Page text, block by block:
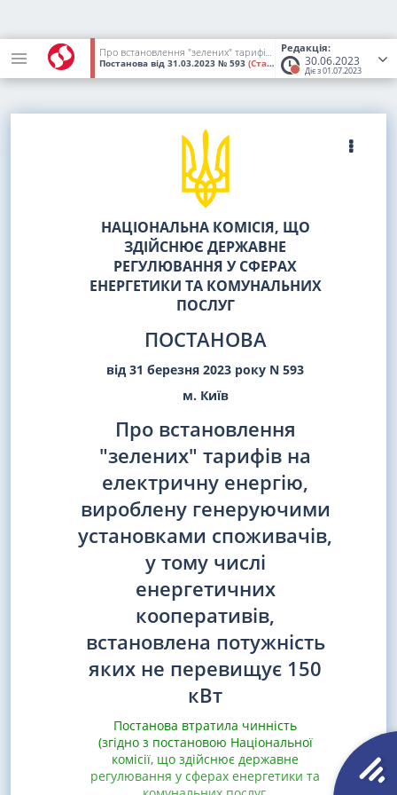
Редакція:
30.06.2023
Діє з 01.07.2023
Про встановлення "зелених" тарифів на електричну енергію, вироблену генеруючими установками споживачів, у тому числі енергетичних кооперативів, встановлена потужність яких не перевищує 150 кВт
Постанова від 31.03.2023 № 593 (Статус: Втратив чинність)
НАЦІОНАЛЬНА КОМІСІЯ, ЩО
ЗДІЙСНЮЄ ДЕРЖАВНЕ
РЕГУЛЮВАННЯ У СФЕРАХ
ЕНЕРГЕТИКИ ТА КОМУНАЛЬНИХ
ПОСЛУГ
ПОСТАНОВА
від 31 березня 2023 року N 593
м. Київ
Про встановлення
"зелених" тарифів на
електричну енергію,
вироблену генеруючими
установками споживачів,
у тому числі
енергетичних
кооперативів,
встановлена потужність
яких не перевищує 150
кВт
Постанова втратила чинність
(згідно з постановою Національної
комісії, що здійснює державне
регулювання у сферах енергетики та